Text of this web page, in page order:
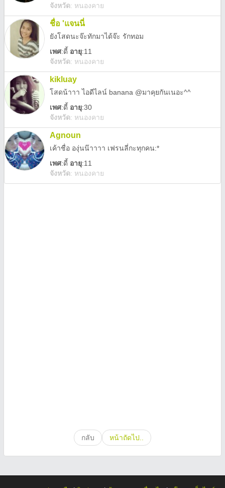
จังหวัด: หนองคาย
ชื่อ 'แจนนี่
ยังโสดนะจ๊ะทักมาได้จ๊ะ รักทอม
เพศ:ดี้ อายุ:11
จังหวัด: หนองคาย
kikluay
โสดน้าาา ไอดีไลน์ banana @มาคุยกันเนอะ^^
เพศ:ดี้ อายุ:30
จังหวัด: หนองคาย
Agnoun
เค้าชื่อ องุ่นน๊าาาา เฟรนลี่กะทุกคน:*
เพศ:ดี้ อายุ:11
จังหวัด: หนองคาย
กลับ หน้าถัดไป..